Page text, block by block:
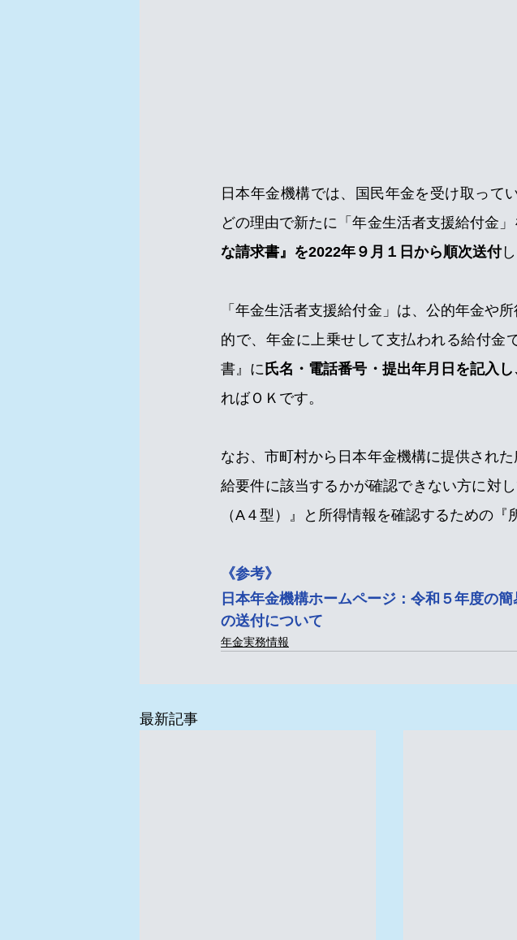
日本年金機構では、国民年金を受け取って
どの理由で新たに「年金生活者支援給付金
な請求書』を2022年９月１日から順次送付し
「年金生活者支援給付金」は、公的年金や
的で、年金に上乗せして支払われる給付金
書』に 氏名・電話番号・提出年月日を記入
ればＯＫです。
なお、市町村から日本年金機構に提供され
給要件に該当するかが確認できない方に対
（A４型）』と所得情報を確認するための『
《参考》
日本年金機構ホームページ：令和５年度の
の送付について
年金実務情報
最新記事